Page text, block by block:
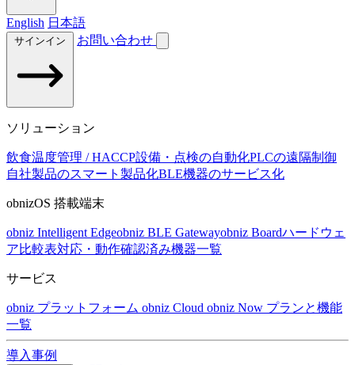
English 日本語
お問い合わせ
ソリューション
飲食温度管理 / HACCP設備・点検の自動化PLCの遠隔制御
自社製品のスマート製品化BLE機器のサービス化
obnizOS 搭載端末
obniz Intelligent Edgeobniz BLE Gatewayobniz Boardハードウェ
ア比較表対応・動作確認済み機器一覧
サービス
obniz プラットフォーム obniz Cloud obniz Now プランと機能
一覧
導入事例